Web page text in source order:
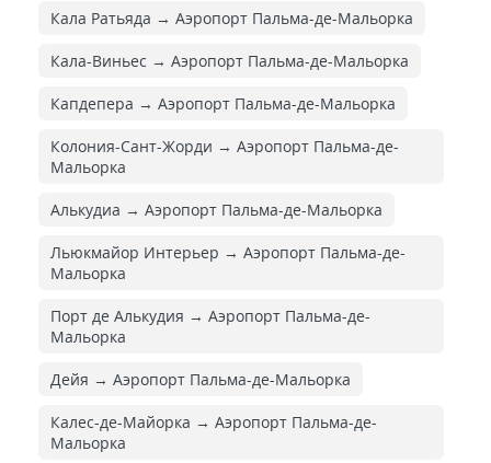
Кала Ратьяда → Аэропорт Пальма-де-Мальорка
Кала-Виньес → Аэропорт Пальма-де-Мальорка
Капдепера → Аэропорт Пальма-де-Мальорка
Колония-Сант-Жорди → Аэропорт Пальма-де-
Мальорка
Алькудиа → Аэропорт Пальма-де-Мальорка
Льюкмайор Интерьер → Аэропорт Пальма-де-
Мальорка
Порт де Алькудия → Аэропорт Пальма-де-
Мальорка
Дейя → Аэропорт Пальма-де-Мальорка
Калес-де-Майорка → Аэропорт Пальма-де-
Мальорка